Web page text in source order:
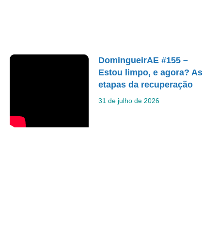
DomingueirAE #155 –
Estou limpo, e agora? As
etapas da recuperação
31 de julho de 2026